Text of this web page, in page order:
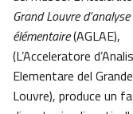
Grand Louvre d’analyse
élémentaire(AGLAE),
(L’Acceleratore
Elementare del Grande
Louvre), produce un